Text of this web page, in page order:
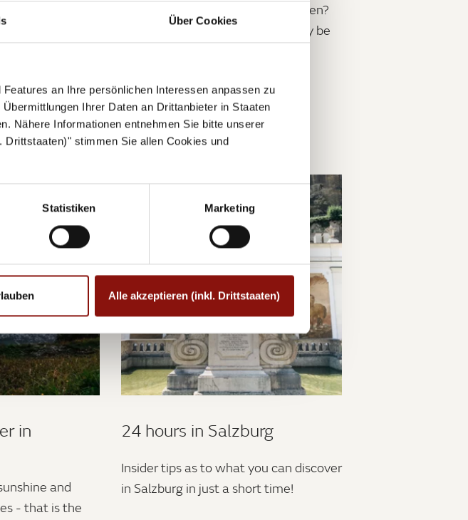
Über Cookies
an Ihre persönlichen Interessen anpassen zu
Ihrer Daten an Drittanbieter in Staaten
Nähere Informationen entnehmen Sie bitte unserer
Drittstaaten)" stimmen Sie allen Cookies und
Statistiken Marketing
Alle akzeptieren (inkl. Drittstaaten)
new angle!
Holidays with small or older children?
These excursions should definitely be
READ ON →
in
and
- that is the
24 hours in Salzburg
Insider tips as to what you can discover
in Salzburg in just a short time!